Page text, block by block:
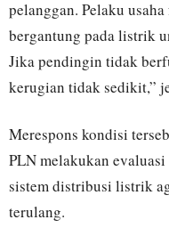
pelanggan. Pelaku
bergantung pada listrik
Jika pendingin tidak
kerugian tidak sedikit,”
Merespons kondisi
PLN melakukan
sistem distribusi listrik
terulang.